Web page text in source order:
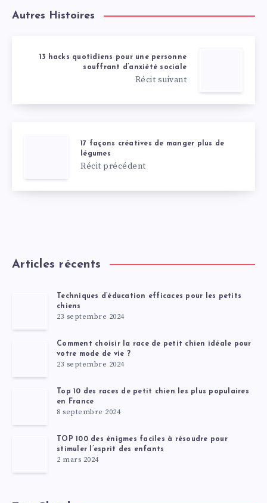
Autres Histoires
13 hacks quotidiens pour une personne
souffrant d’anxiété sociale
Récit suivant
17 façons créatives de manger plus de
légumes
Récit précédent
Articles récents
Techniques d’éducation efficaces pour les petits
chiens
23 septembre 2024
Comment choisir la race de petit chien idéale pour
votre mode de vie ?
23 septembre 2024
Top 10 des races de petit chien les plus populaires
en France
8 septembre 2024
TOP 100 des énigmes faciles à résoudre pour
stimuler l’esprit des enfants
2 mars 2024